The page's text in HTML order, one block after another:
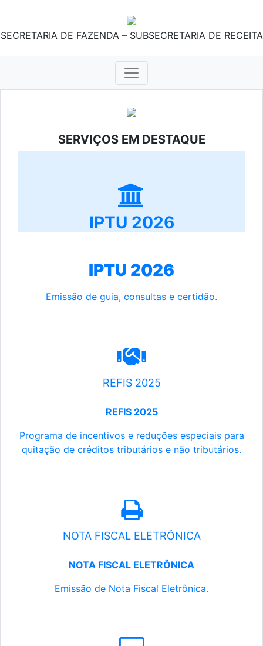
SECRETARIA DE FAZENDA – SUBSECRETARIA DE RECEITA
SERVIÇOS EM DESTAQUE
IPTU 2026
IPTU 2026
Emissão de guia, consultas e certidão.
REFIS 2025
REFIS 2025
Programa de incentivos e reduções especiais para
quitação de créditos tributários e não tributários.
NOTA FISCAL ELETRÔNICA
NOTA FISCAL ELETRÔNICA
Emissão de Nota Fiscal Eletrônica.